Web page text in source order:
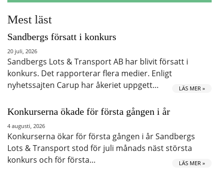
Mest läst
Sandbergs försatt i konkurs
20 juli, 2026
Sandbergs Lots & Transport AB har blivit försatt i
konkurs. Det rapporterar flera medier. Enligt
nyhetssajten Carup har åkeriet uppgett…
LÄS MER »
Konkurserna ökade för första gången i år
4 augusti, 2026
Konkurserna ökar för första gången i år Sandbergs
Lots & Transport stod för juli månads näst största
konkurs och för första…
LÄS MER »